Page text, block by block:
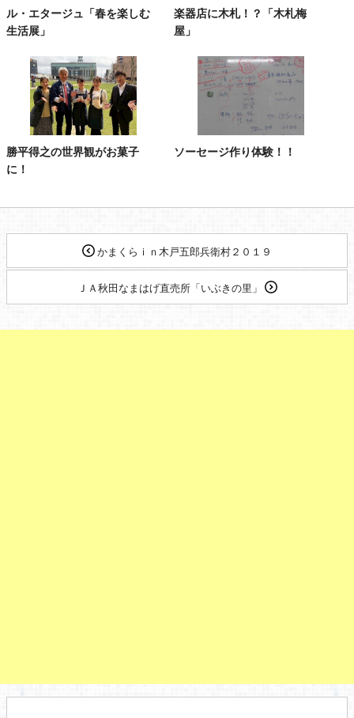
ル・エタージュ「春を楽しむ
生活展」
楽器店に木札！？「木札梅
屋」
勝平得之の世界観がお菓子
に！
ソーセージ作り体験！！
かまくらｉｎ木戸五郎兵衛村２０１９
ＪＡ秋田なまはげ直売所「いぶきの里」